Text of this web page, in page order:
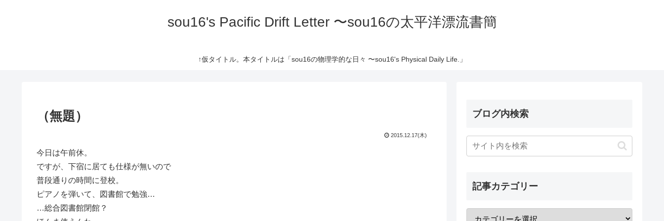
sou16's Pacific Drift Letter 〜sou16の太平洋漂流書簡
↑仮タイトル。本タイトルは「sou16の物理学的な日々 〜sou16's Physical Daily Life.」
（無題）
2015.12.17(木)
今日は午前休。
ですが、下宿に居ても仕様が無いので
普段通りの時間に登校。
ピアノを弾いて、図書館で勉強…
…総合図書館閉館？
ブログ内検索
記事カテゴリー